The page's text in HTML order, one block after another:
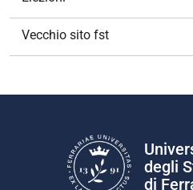
Vecchio sito fst
degli
di